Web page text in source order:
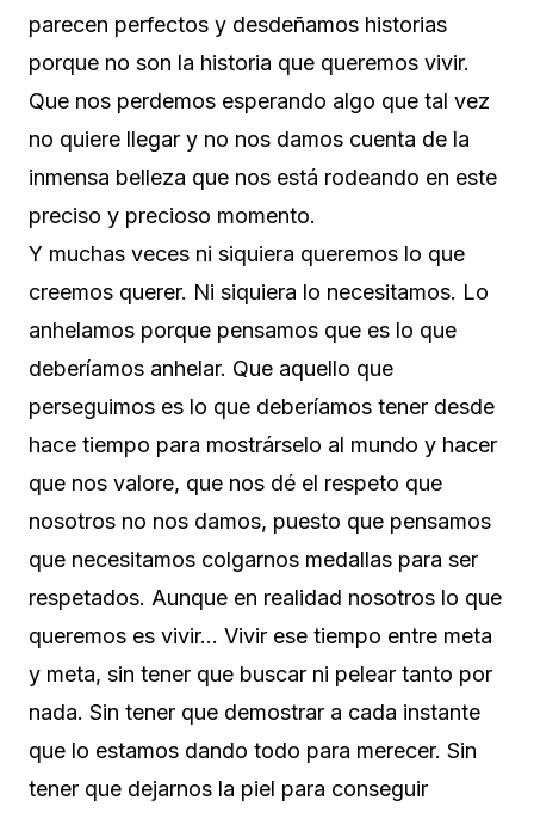
parecen perfectos y desdeñamos historias
porque no son la historia que queremos vivir.
Que nos perdemos esperando algo que tal vez
no quiere llegar y no nos damos cuenta de la
inmensa belleza que nos está rodeando en este
preciso y precioso momento.
Y muchas veces ni siquiera queremos lo que
creemos querer. Ni siquiera lo necesitamos. Lo
anhelamos porque pensamos que es lo que
deberíamos anhelar. Que aquello que
perseguimos es lo que deberíamos tener desde
hace tiempo para mostrárselo al mundo y hacer
que nos valore, que nos dé el respeto que
nosotros no nos damos, puesto que pensamos
que necesitamos colgarnos medallas para ser
respetados. Aunque en realidad nosotros lo que
queremos es vivir… Vivir ese tiempo entre meta
y meta, sin tener que buscar ni pelear tanto por
nada. Sin tener que demostrar a cada instante
que lo estamos dando todo para merecer. Sin
tener que dejarnos la piel para conseguir